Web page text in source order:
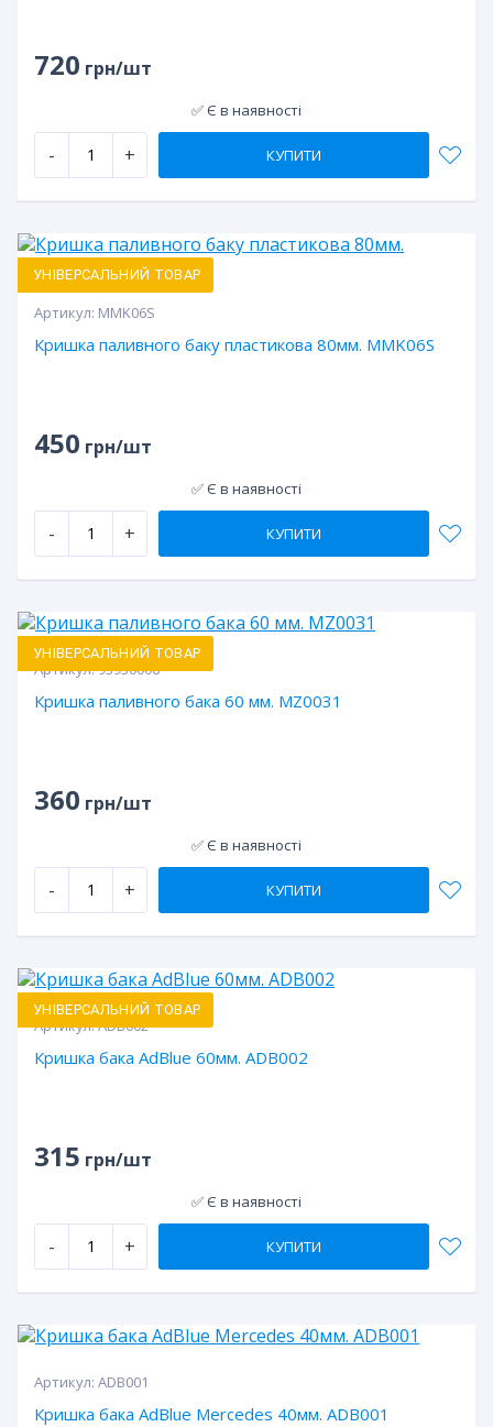
720 грн/шт
✅ Є в наявності
- + КУПИТИ
УНІВЕРСАЛЬНИЙ ТОВАР
Артикул: MMK06S
Кришка паливного баку пластикова 80мм. MMK06S
450 грн/шт
✅ Є в наявності
- + КУПИТИ
УНІВЕРСАЛЬНИЙ ТОВАР
Артикул:93930006
Кришка паливного бака 60 мм. MZ0031
360 грн/шт
✅ Є в наявності
- + КУПИТИ
УНІВЕРСАЛЬНИЙ ТОВАР
Артикул:ADB002
Кришка бака AdBlue 60мм. ADB002
315 грн/шт
✅ Є в наявності
- + КУПИТИ
Артикул: ADB001
Кришка бака AdBlue Mercedes 40мм. ADB001